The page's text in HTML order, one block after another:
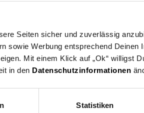
Seiten sicher und zuverlässig
sowie Werbung entsprechend Deinen
Mit einem Klick auf „Ok“ willigst
in den Datenschutzinformationen
Statistiken